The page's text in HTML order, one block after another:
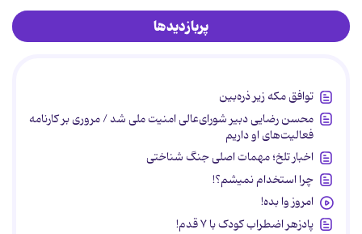
پربازدیدها
توافق مکه زیر ذره‌بین
محسن رضایی دبیر شورای‌عالی امنیت ملی شد / مروری بر کارنامه
فعالیت‌های او داریم
اخبار تلخ؛ مهمات اصلی جنگ شناختی
چرا استخدام نمیشم؟!
امروز وا بده!
پادزهر اضطراب کودک با ۷ قدم!